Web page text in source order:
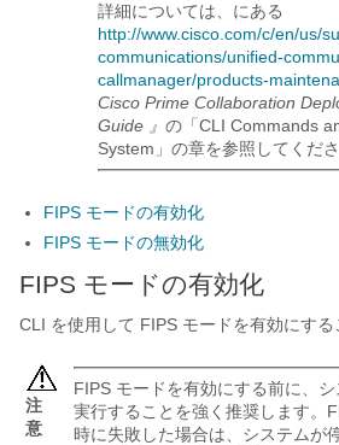
詳細については、にある
http://www.cisco.com/c/en/us/
communications/unified-
callmanager/products-
Cisco Prime Collaboration
Guide 』 の「CLI Commands
System」の章を参照してくださ
FIPS モードの有効化
FIPS モードの無効化
FIPS モードの有効化
CLI を使用して FIPS モードを有効にする
注
意
FIPS モードを有効にする前に、
実行することを強く推奨します。
時に失敗した場合は、システムが